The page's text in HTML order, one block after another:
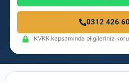
0312 426
KVKK kapsamında bilgileriniz